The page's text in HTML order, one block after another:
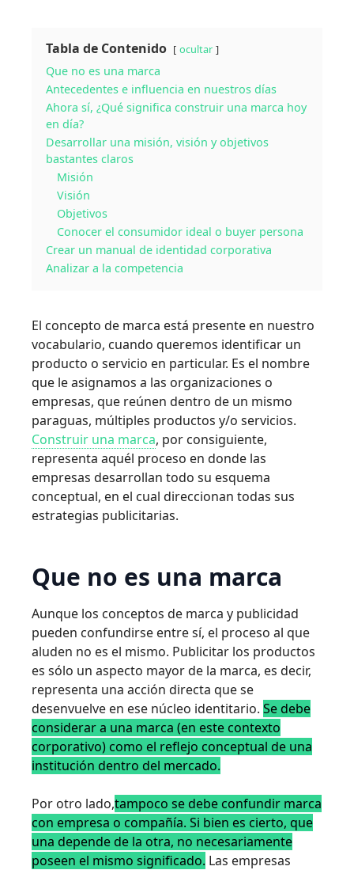
Tabla de Contenido ocultar
Que no es una marca
Antecedentes e influencia en nuestros días
Ahora sí, ¿Qué significa construir una marca hoy
en día?
Desarrollar una misión, visión y objetivos
bastantes claros
Misión
Visión
Objetivos
Conocer el consumidor ideal o buyer persona
Crear un manual de identidad corporativa
Analizar a la competencia
El concepto de marca está presente en nuestro
vocabulario, cuando queremos identificar un
producto o servicio en particular. Es el nombre
que le asignamos a las organizaciones o
empresas, que reúnen dentro de un mismo
paraguas, múltiples productos y/o servicios.
Construir una marca, por consiguiente,
representa aquél proceso en donde las
empresas desarrollan todo su esquema
conceptual, en el cual direccionan todas sus
estrategias publicitarias.
Que no es una marca
Aunque los conceptos de marca y publicidad
pueden confundirse entre sí, el proceso al que
aluden no es el mismo. Publicitar los productos
es sólo un aspecto mayor de la marca, es decir,
representa una acción directa que se
desenvuelve en ese núcleo identitario. Se debe
considerar a una marca (en este contexto
corporativo) como el reflejo conceptual de una
institución dentro del mercado.
Por otro lado,tampoco se debe confundir marca
con empresa o compañía. Si bien es cierto, que
una depende de la otra, no necesariamente
poseen el mismo significado. Las empresas